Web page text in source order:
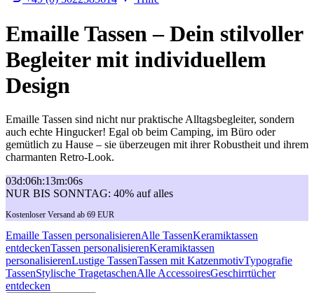
Emaille Tassen – Dein stilvoller
Begleiter mit individuellem
Design
Emaille Tassen sind nicht nur praktische Alltagsbegleiter, sondern
auch echte Hingucker! Egal ob beim Camping, im Büro oder
gemütlich zu Hause – sie überzeugen mit ihrer Robustheit und ihrem
charmanten Retro-Look.
03d:06h:13m:06s
NUR BIS SONNTAG: 40% auf alles
Kostenloser Versand ab 69 EUR
Emaille Tassen personalisierenAlle TassenKeramiktassen
entdeckenTassen personalisierenKeramiktassen
personalisierenLustige TassenTassen mit KatzenmotivTypografie
TassenStylische TragetaschenAlle AccessoiresGeschirrtücher
entdecken